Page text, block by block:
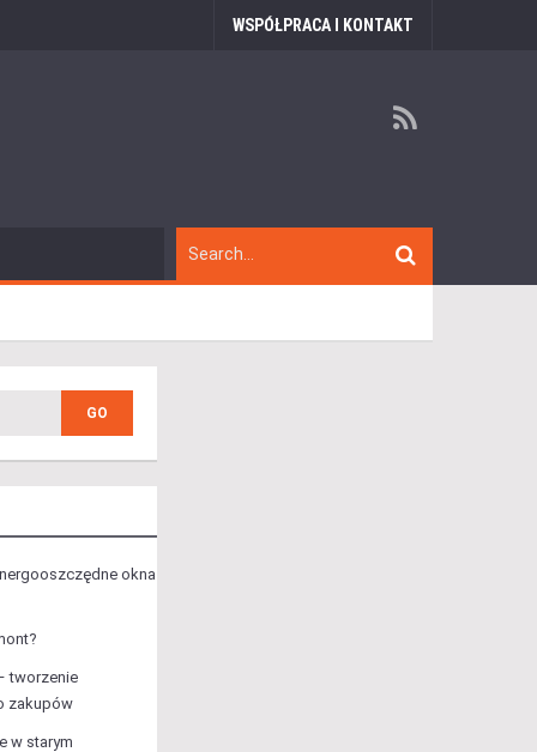
WSPÓŁPRACA I KONTAKT
okna
tworzenie
zakupów
w starym